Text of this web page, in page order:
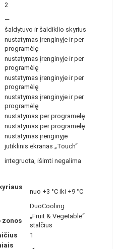
2
—
šaldytuvo ir šaldiklio skyrius
nustatymas įrenginyje ir per
programėlę
nustatymas įrenginyje ir per
programėlę
nustatymas įrenginyje ir per
programėlę
nustatymas įrenginyje ir per
programėlę
nustatymas per programėlę
nustatymas per programėlę
nustatymas įrenginyje
jutiklinis ekranas „Touch“
integruota, išimti negalima
nuo +3 °C iki +9 °C
DuoCooling
zonos
„Fruit & Vegetable“
stalčius
1